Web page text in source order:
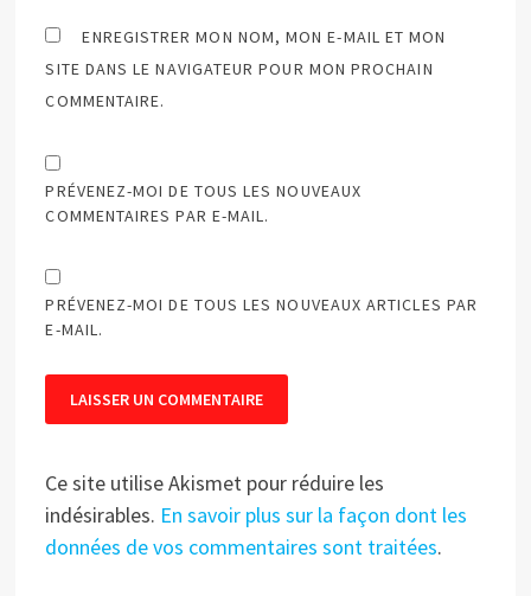
ENREGISTRER MON NOM, MON E-MAIL ET MON
SITE DANS LE NAVIGATEUR POUR MON PROCHAIN
COMMENTAIRE.
PRÉVENEZ-MOI DE TOUS LES NOUVEAUX
COMMENTAIRES PAR E-MAIL.
PRÉVENEZ-MOI DE TOUS LES NOUVEAUX ARTICLES PAR
E-MAIL.
Ce site utilise Akismet pour réduire les
indésirables. En savoir plus sur la façon dont les
données de vos commentaires sont traitées.